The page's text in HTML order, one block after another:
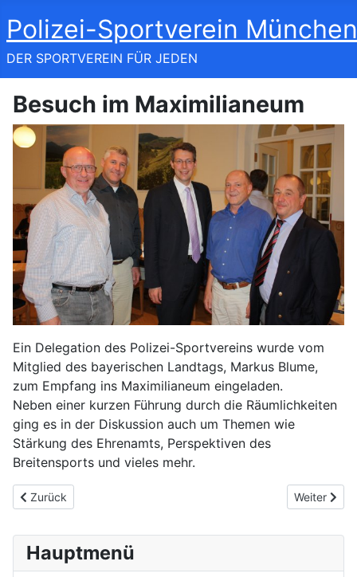
Polizei-Sportverein
DER SPORTVEREIN FÜR JEDEN
Besuch im Maximilianeum
Ein Delegation des Polizei-Sportvereins wurde vom
Mitglied des bayerischen Landtags, Markus Blume,
zum Empfang ins Maximilianeum eingeladen.
Neben einer kurzen Führung durch die Räumlichkeiten
ging es in der Diskussion auch um Themen wie
Stärkung des Ehrenamts, Perspektiven des
Breitensports und vieles mehr.
Previous article: Taekwondo: Zwei Medaillen beim Bayernpokal
Zurück Next
Weiter
Hauptmenü